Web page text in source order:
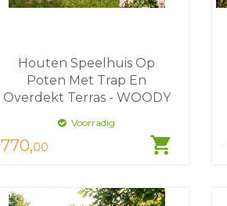
shopping_cart
Houten Speelhuis Op
Poten Met Trap En
Overdekt Terras - WOODY
Voorradig
770,00